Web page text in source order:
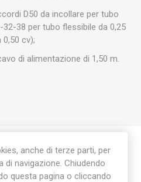
D50 da incollare per tubo
38 per tubo flessibile da 0,25
0,50 cv);
di alimentazione di 1,50 m.
prodotto
anche di terze parti, per
di navigazione. Chiudendo
questa pagina o cliccando